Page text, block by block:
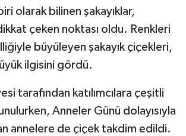
olarak bilinen şakayıklar,
çeken noktası oldu. Renkleri
büyüleyen şakayık çiçekleri,
ilgisini gördü.
tarafından katılımcılara çeşitli
Anneler Günü dolayısıyla
annelere de çiçek takdim edildi.